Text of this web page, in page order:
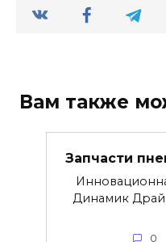
Вам также
Запчасти
Динамик
0